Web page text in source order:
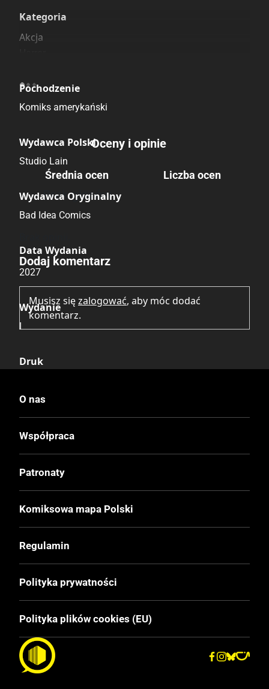
Kategoria
Akcja
Pochodzenie
Komiks amerykański
Wydawca Polski
Studio Lain
Wydawca Oryginalny
Bad Idea Comics
Data Wydania
2027
Wydanie
I
Druk
Oprawa
Twarda
Format
180x275 mm
Liczba Stron
128
Oceny i opinie
Średnia ocen
Brak głosów
Liczba ocen
Dodaj komentarz
Musisz sięzalogować, aby móc dodać
komentarz.
O nas
Współpraca
Patronaty
Komiksowa mapa Polski
Regulamin
Polityka prywatności
Polityka plików cookies (EU)